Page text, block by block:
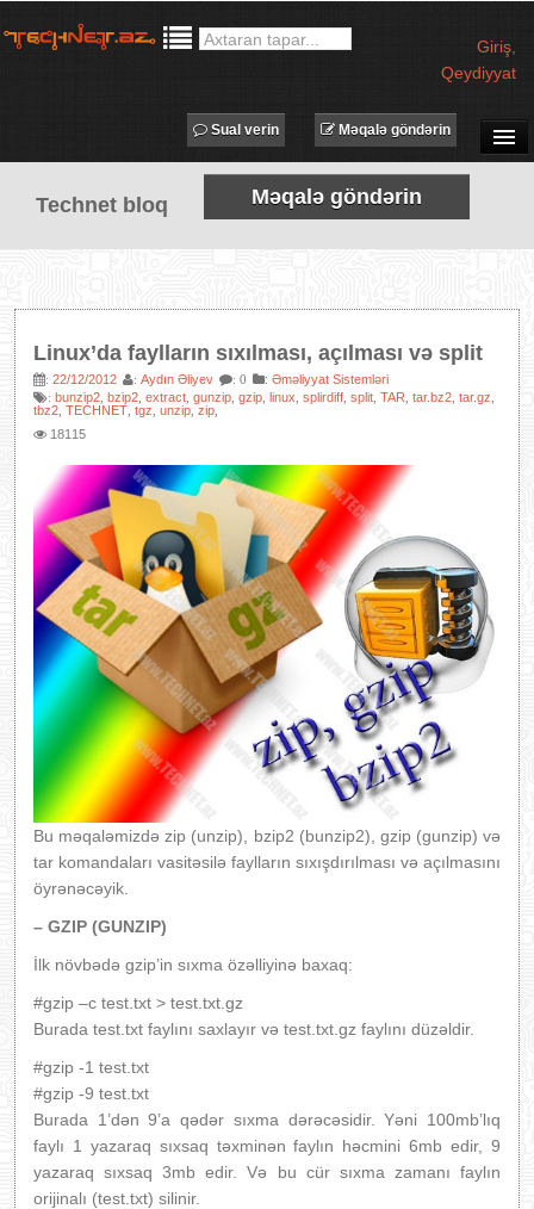
Giriş
Qeydiyyat
SUAL-CAVAB
TECHNET TV
MƏQALƏLƏR
PROQRAMLAR
AVADANLIQLAR
XƏBƏRLƏR
Məqalə göndərin
Sual verin
Technet bloq Məqalə göndərin
Linux’da faylların sıxılması, açılması və split
: 22/12/2012 : Aydın Əliyev : 0 : Əməliyyat Sistemləri
: bunzip2 bzip2 extract gunzip gzip linux splirdiff split TAR tar.bz2 tar.gz
tbz2 TECHNET tgz unzip zip
18115
Bu məqaləmizdə zip (unzip), bzip2 (bunzip2), gzip (gunzip) və
tar komandaları vasitəsilə faylların sıxışdırılması və açılmasını
öyrənəcəyik.
– GZIP (GUNZIP)
İlk növbədə gzip’in sıxma özəlliyinə baxaq:
#gzip –c test.txt > test.txt.gz
Burada test.txt faylını saxlayır və test.txt.gz faylını düzəldir.
#gzip -1 test.txt
#gzip -9 test.txt
Burada 1’dən 9’a qədər sıxma dərəcəsidir. Yəni 100mb’lıq
faylı 1 yazaraq sıxsaq təxminən faylın həcmini 6mb edir, 9
yazaraq sıxsaq 3mb edir. Və bu cür sıxma zamanı faylın
orijinalı (test.txt) silinir.